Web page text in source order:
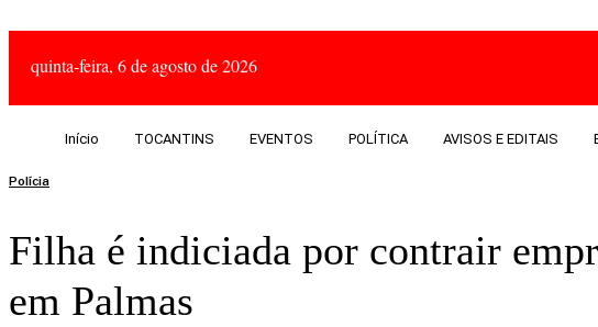
quinta-feira, 6 de agosto de 2026
Início TOCANTINS EVENTOS POLÍTICA AVISOS E EDITAIS
Polícia
Filha é indiciada por contrair
em Palmas